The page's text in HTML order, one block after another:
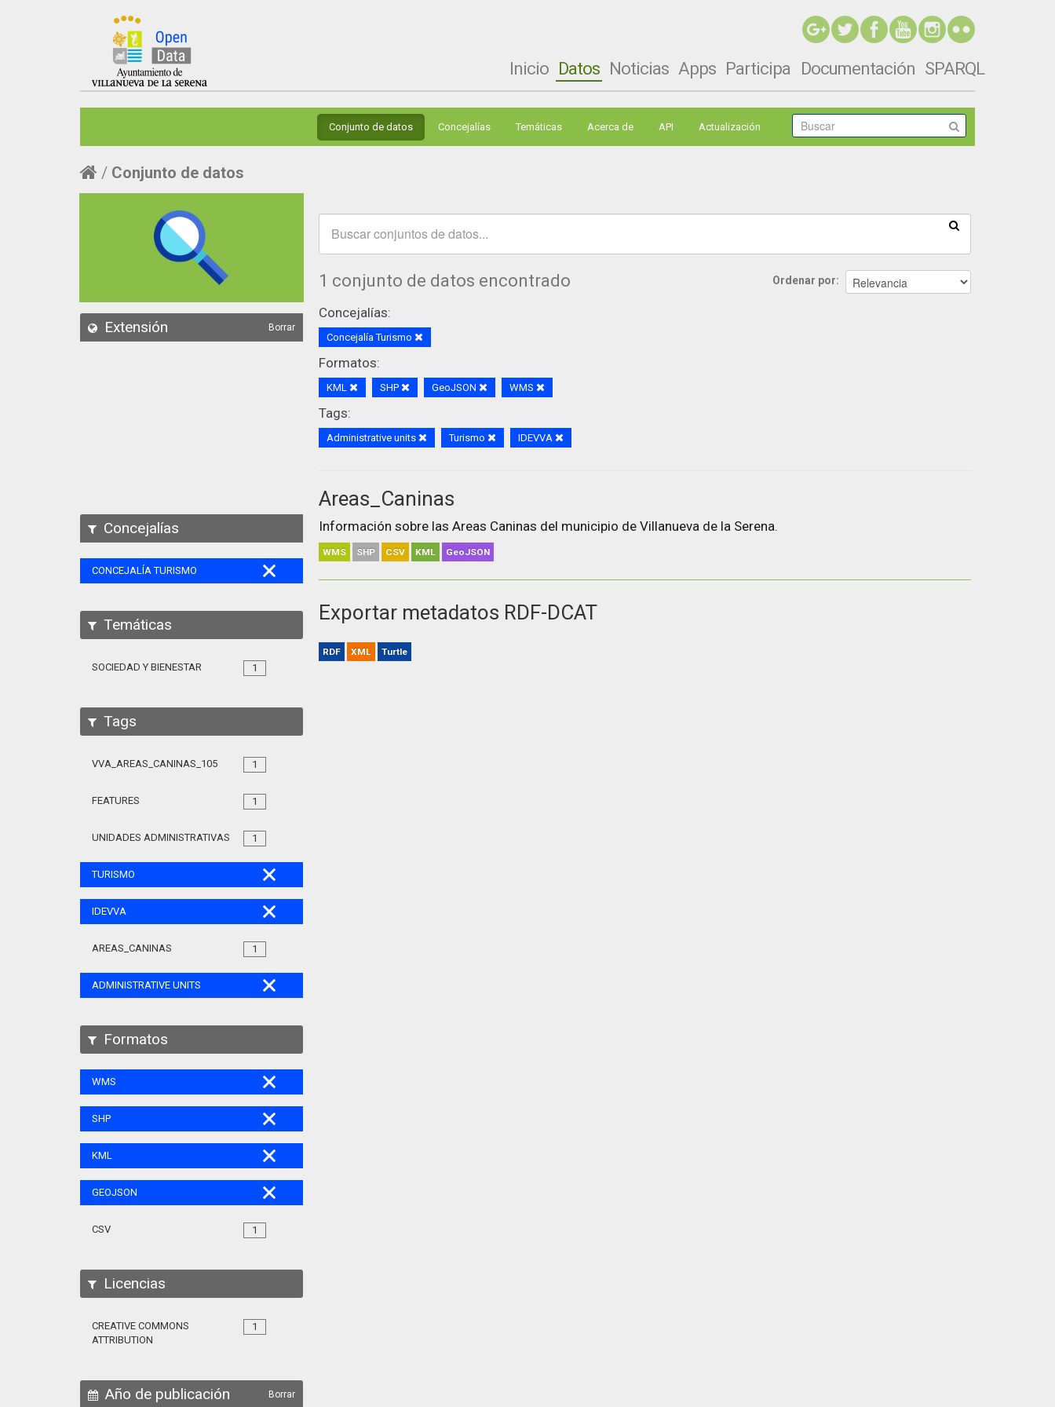
Inicio Datos Noticias Apps Participa Documentación SPARQL
Conjunto de datos Concejalías Temáticas Acerca de API Actualización
Conjunto de datos
Extensión Borrar
Concejalías
CONCEJALÍA TURISMO
Temáticas
1
SOCIEDAD Y BIENESTAR
Tags
1
VVA_AREAS_CANINAS_105
1
FEATURES
1
UNIDADES ADMINISTRATIVAS
TURISMO
IDEVVA
1
AREAS_CANINAS
ADMINISTRATIVE UNITS
Formatos
WMS
SHP
KML
GEOJSON
1
CSV
Licencias
1
CREATIVE COMMONS
ATTRIBUTION
Año de publicación Borrar
Ordenar por
1 conjunto de datos encontrado
Concejalías:
Concejalía Turismo
Formatos:
KML SHP GeoJSON WMS
Tags:
Administrative units Turismo IDEVVA
Areas_Caninas
Información sobre las Areas Caninas del municipio de Villanueva de la Serena.
WMS SHP CSV KML GeoJSON
Exportar metadatos RDF-DCAT
RDF XML Turtle